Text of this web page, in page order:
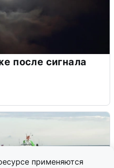
применяются
после сигнала